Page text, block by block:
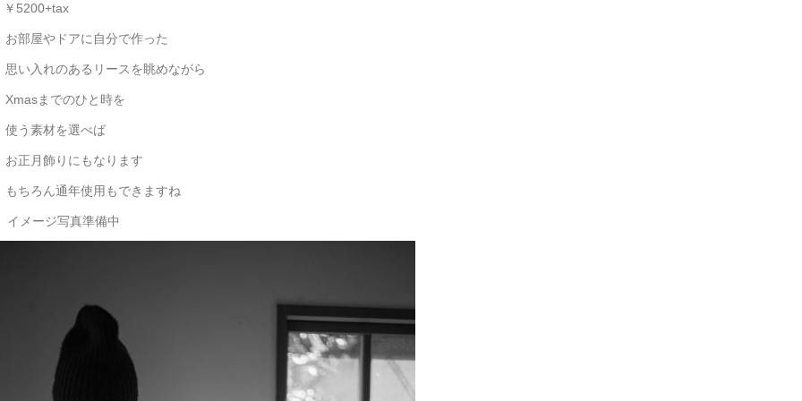
屋やドアに自分で作った
入れのあるリースを眺めながら
までのひと時を
素材を選べば
月飾りにもなります
ろん通年使用もできますね
ージ写真準備中